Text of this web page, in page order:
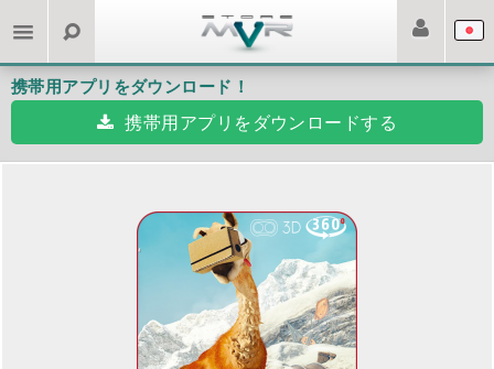
携帯用アプリをダウンロード！
携帯用アプリをダウンロードする